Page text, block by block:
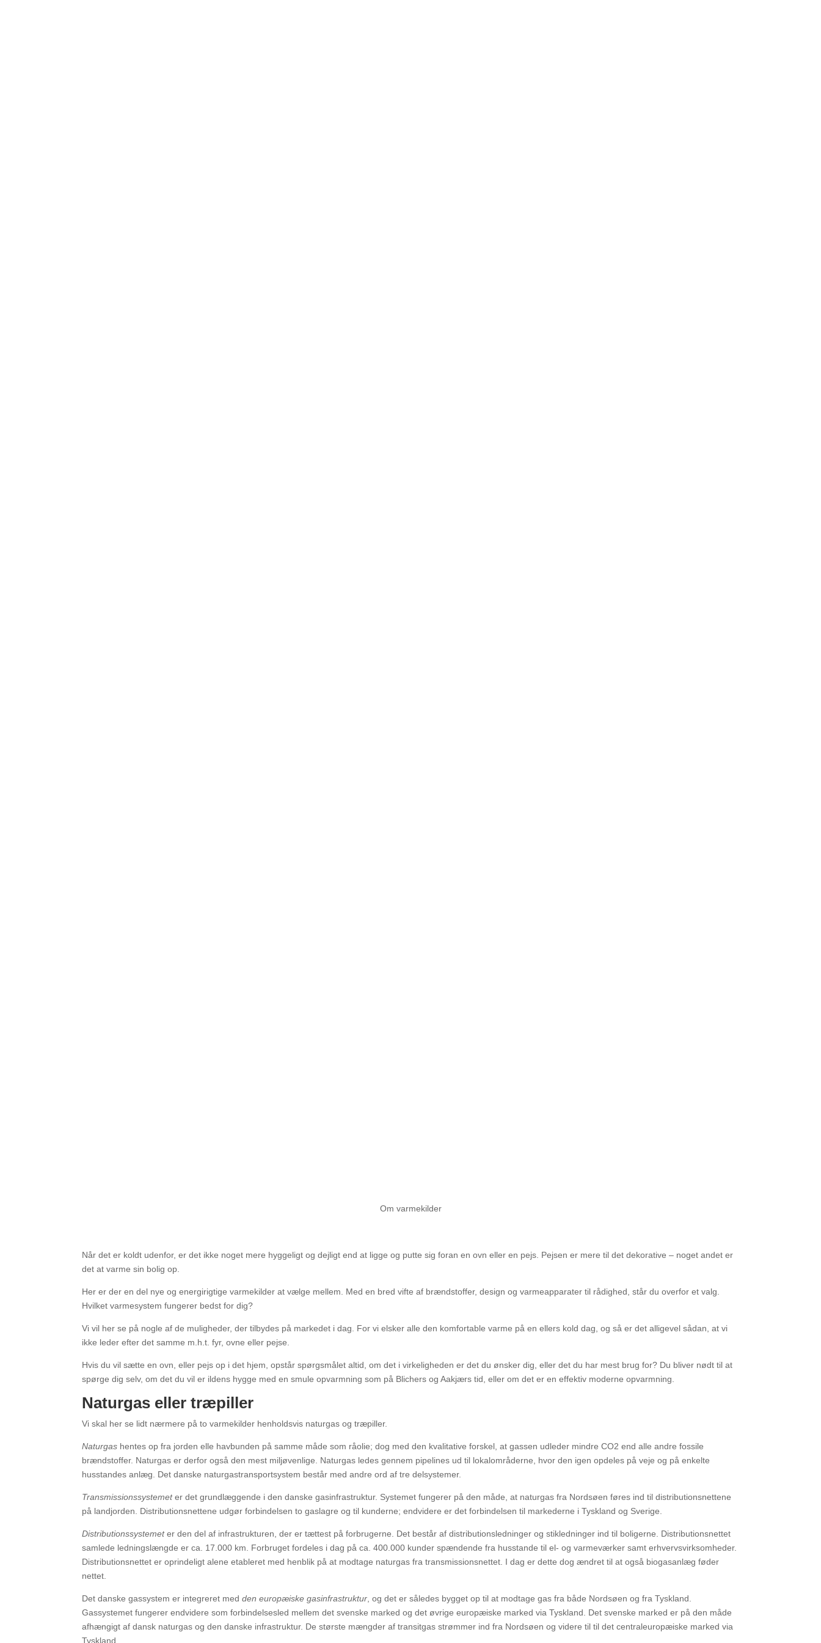
Om varmekilder
Når det er koldt udenfor, er det ikke noget mere hyggeligt og dejligt end at ligge og putte sig foran en ovn eller en pejs. Pejsen er mere til det dekorative – noget andet er
det at varme sin bolig op.
Her er der en del nye og energirigtige varmekilder at vælge mellem. Med en bred vifte af brændstoffer, design og varmeapparater til rådighed, står du overfor et valg.
Hvilket varmesystem fungerer bedst for dig?
Vi vil her se på nogle af de muligheder, der tilbydes på markedet i dag. For vi elsker alle den komfortable varme på en ellers kold dag, og så er det alligevel sådan, at vi
ikke leder efter det samme m.h.t. fyr, ovne eller pejse.
Hvis du vil sætte en ovn, eller pejs op i det hjem, opstår spørgsmålet altid, om det i virkeligheden er det du ønsker dig, eller det du har mest brug for? Du bliver nødt til at
spørge dig selv, om det du vil er ildens hygge med en smule opvarmning som på Blichers og Aakjærs tid, eller om det er en effektiv moderne opvarmning.
Naturgas eller træpiller
Vi skal her se lidt nærmere på to varmekilder henholdsvis naturgas og træpiller.
Naturgas hentes op fra jorden elle havbunden på samme måde som råolie; dog med den kvalitative forskel, at gassen udleder mindre CO2 end alle andre fossile
brændstoffer. Naturgas er derfor også den mest miljøvenlige. Naturgas ledes gennem pipelines ud til lokalområderne, hvor den igen opdeles på veje og på enkelte
husstandes anlæg. Det danske naturgastransportsystem består med andre ord af tre delsystemer.
Transmissionssystemeter det grundlæggende i den danske gasinfrastruktur. Systemet fungerer på den måde, at naturgas fra Nordsøen føres ind til distributionsnettene
på landjorden. Distributionsnettene udgør forbindelsen to gaslagre og til kunderne; endvidere er det forbindelsen til markederne i Tyskland og Sverige.
Distributionssystemeter den del af infrastrukturen, der er tættest på forbrugerne. Det består af distributionsledninger og stikledninger ind til boligerne. Distributionsnettet
samlede ledningslængde er ca. 17.000 km. Forbruget fordeles i dag på ca. 400.000 kunder spændende fra husstande til el- og varmeværker samt erhvervsvirksomheder.
Distributionsnettet er oprindeligt alene etableret med henblik på at modtage naturgas fra transmissionsnettet. I dag er dette dog ændret til at også biogasanlæg føder
nettet.
Det danske gassystem er integreret medden europæiske gasinfrastruktur, og det er således bygget op til at modtage gas fra både Nordsøen og fra Tyskland.
Gassystemet fungerer endvidere som forbindelsesled mellem det svenske marked og det øvrige europæiske marked via Tyskland. Det svenske marked er på den måde
afhængigt af dansk naturgas og den danske infrastruktur. De største mængder af transitgas strømmer ind fra Nordsøen og videre til til det centraleuropæiske marked via
Tyskland.